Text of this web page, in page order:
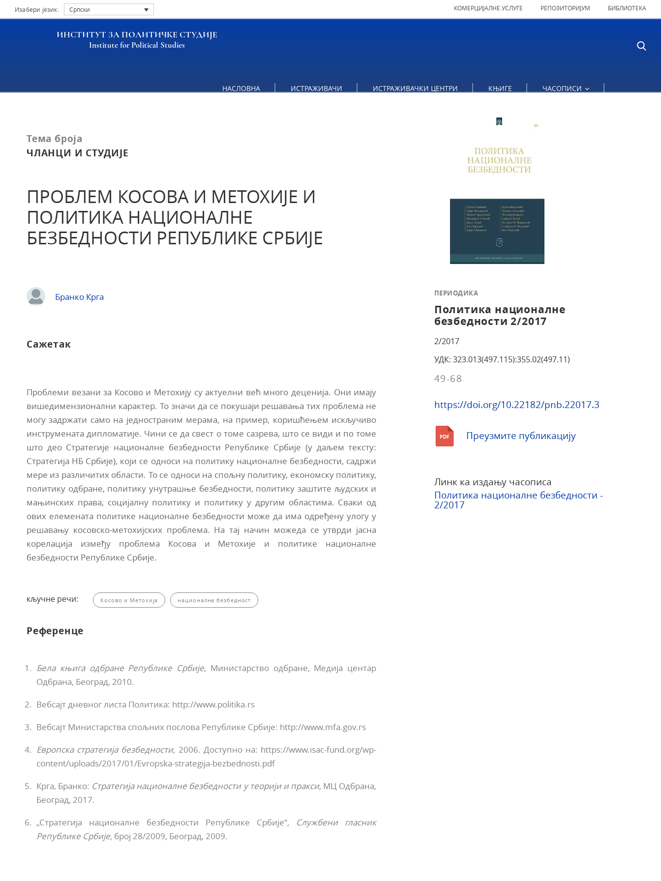
Изабери језик: Српски КОМЕРЦИЈАЛНЕ УСЛУГЕ РЕПОЗИТОРИЈУМ БИБЛИОТЕКА
ИНСТИТУТ ЗА ПОЛИТИЧКЕ СТУДИЈЕ
Institute for Political Studies
НАСЛОВНА ИСТРАЖИВАЧИ ИСТРАЖИВАЧКИ ЦЕНТРИ КЊИГЕ ЧАСОПИСИ
Тема броја
ЧЛАНЦИ И СТУДИЈЕ
ПРОБЛЕМ КОСОВА И МЕТОХИЈЕ И
ПОЛИТИКА НАЦИОНАЛНЕ
БЕЗБЕДНОСТИ РЕПУБЛИКЕ СРБИЈЕ
Бранко Крга
Сажетак
Проблеми везани за Косово и Метохију су актуелни већ много деценија. Они имају
вишедимензионални карактер. То значи да се покушаји решавања тих проблема не
могу задржати само на једностраним мерама, на пример, коришћењем искључиво
инструмената дипломатије. Чини се да свест о томе сазрева, што се види и по томе
што део Стратегије националне безбедности Републике Србије (у даљем тексту:
Стратегија НБ Србије), који се односи на политику националне безбедности, садржи
мере из различитих области. То се односи на спољну политику, економску политику,
политику одбране, политику унутрашње безбедности, политику заштите људских и
мањинских права, социјалну политику и политику у другим областима. Сваки од
ових елемената политике националне безбедности може да има одређену улогу у
решавању косовско-метохијских проблема. На тај начин можеда се утврди јасна
корелација између проблема Косова и Метохије и политике националне
безбедности Републике Србије.
кључне речи: Косово и Метохија национална безбедност
Референце
Бела књига одбране Републике Србије, Министарство одбране, Медија центар
Одбрана, Београд, 2010.
Вебсајт дневног листа Политика: http://www.politika.rs
Вебсајт Министарства спољних послова Републике Србије: http://www.mfa.gov.rs
Европска стратегија безбедности, 2006. Доступно на: https://www.isac-fund.org/wp-
content/uploads/2017/01/Evropska-strategija-bezbednosti.pdf
Крга, Бранко: Стратегија националне безбедности у теорији и пракси, МЦ Одбрана,
Београд, 2017.
„Стратегија националне безбедности Републике Србије“, Службени гласник
Републике Србије, број 28/2009, Београд, 2009.
ПЕРИОДИКА
Политика националне
безбедности 2/2017
2/2017
УДК: 323.013(497.115):355.02(497.11)
49-68
https://doi.org/10.22182/pnb.22017.3
Преузмите публикацију
Линк ка издању часописа
Политика националне безбедности -
2/2017